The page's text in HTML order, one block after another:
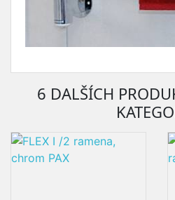
6 DALŠÍCH